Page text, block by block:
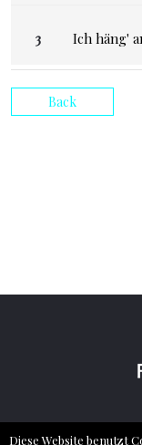
Ich häng'
Back
Diese Website benutzt